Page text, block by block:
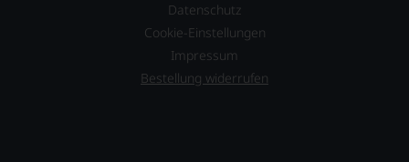
Datenschutz
Cookie-Einstellungen
Impressum
Bestellung widerrufen